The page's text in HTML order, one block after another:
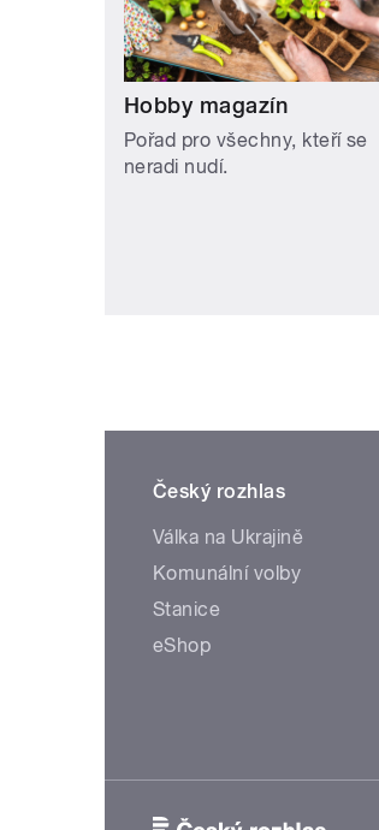
Hobby magazín
Pořad pro všechny, kteří se
neradi nudí.
Český rozhlas
Válka na Ukrajině
Komunální volby
Stanice
eShop